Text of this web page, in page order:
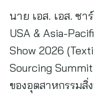
นาย เอส. เอส. ซา
USA & Asia-
Show 2026
Sourcing
ของอุตสาหกรรมสิ่